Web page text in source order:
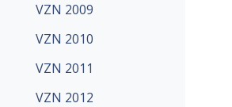
VZN 2009
VZN 2010
VZN 2011
VZN 2012